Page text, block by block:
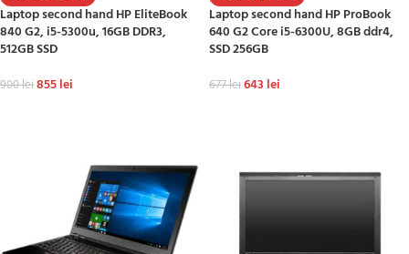
Laptop second hand HP EliteBook
840 G2, i5-5300u, 16GB DDR3,
512GB SSD
900lei855lei
Laptop second hand HP ProBook
640 G2 Core i5-6300U, 8GB ddr4,
SSD 256GB
677lei643 lei